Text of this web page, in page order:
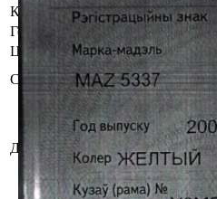
Коробка передач Механическая
Год выпуска
2009
Цвет
Желтый
Состояние
Бывшее в
Должник
Дочернее
предприятие
Минского
проектно-
предприятия